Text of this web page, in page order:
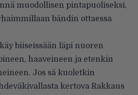
muodollisen pintapuoliseksi,
bändin ottaessa
biiseissään läpi nuoren
haaveineen ja etenkin
Jos sä kuoletkin
kertova Rakkaus